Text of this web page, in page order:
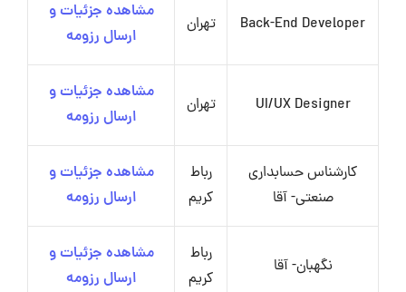
Back-End Developer تهران
مشاهده جزئیات و
ارسال رزومه
UI/UX Designer تهران
مشاهده جزئیات و
ارسال رزومه
کارشناس حسابداری
صنعتی- آقا
رباط
کریم
مشاهده جزئیات و
ارسال رزومه
نگهبان- آقا
رباط
کریم
مشاهده جزئیات و
ارسال رزومه